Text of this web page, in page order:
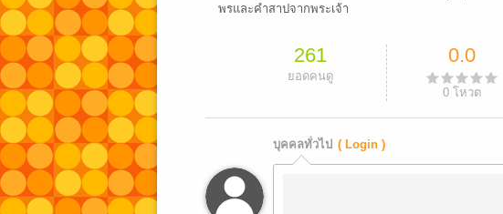
พรและคำสาปจากพระเจ้า
261
ยอดคนดู
0.0
0 โหวต
บุคคลทั่วไป ( Login )